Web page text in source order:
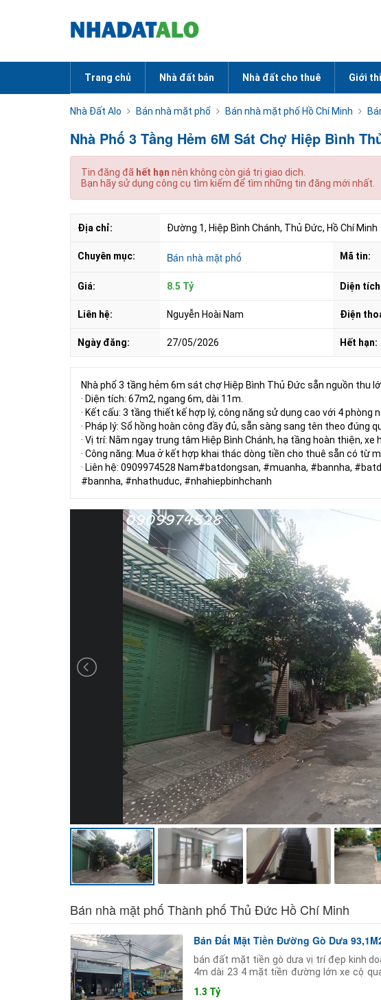
Trang chủ Nhà đất bán Nhà đất cho thuê Giới
Nhà Đất Alo Bán nhà mặt phố Bán nhà mặt phố Hồ Chí Minh
Nhà Phố 3 Tầng Hẻm 6M Sát Chợ Hiệp Bình
Tin đăng đã hết hạn nên không còn giá trị giao dịch.
Bạn hãy sử dụng công cụ tìm kiếm để tìm những tin đăng mới nhất.
Địa chỉ: Đường 1, Hiệp Bình Chánh, Thủ Đức, Hồ Chí Minh
Chuyên mục: Bán nhà mặt phố Mã tin:
Giá: 8.5 Tỷ Diện
Liên hệ: Nguyễn Hoài Nam Điện
Ngày đăng: 27/05/2026 Hết hạn:
Nhà phố 3 tầng hẻm 6m sát chợ Hiệp Bình Thủ Đức sẵn nguồn thu
· Diện tích: 67m2, ngang 6m, dài 11m.
· Kết cấu: 3 tầng thiết kế hợp lý, công năng sử dụng cao với 4 phòng
· Pháp lý: Sổ hồng hoàn công đầy đủ, sẵn sàng sang tên theo đúng
· Vị trí: Nằm ngay trung tâm Hiệp Bình Chánh, hạ tầng hoàn thiện,
· Công năng: Mua ở kết hợp khai thác dòng tiền cho thuê sẵn có từ
· Liên hệ: 0909974528 Nam#batdongsan, #muanha, #bannha,
#bannha, #nhathuduc, #nhahiepbinhchanh
Bán nhà mặt phố Thành phố Thủ Đức Hồ Chí Minh
Bán Đất Mặt Tiền Đường Gò Dưa
bán đất mặt tiền gò dưa vị trí đẹp kinh
4m dài 23 4 mặt tiền đường lớn xe cộ
1.3 Tỷ